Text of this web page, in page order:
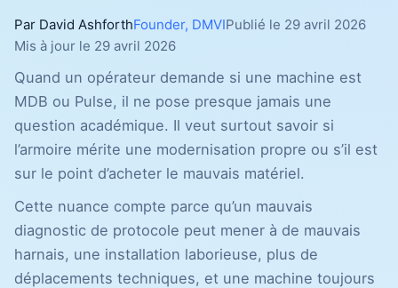
Par David AshforthFounder, DMVIPublié le 29 avril 2026
Mis à jour le 29 avril 2026
Quand un opérateur demande si une machine est
MDB ou Pulse, il ne pose presque jamais une
question académique. Il veut surtout savoir si
l’armoire mérite une modernisation propre ou s’il est
sur le point d’acheter le mauvais matériel.
Cette nuance compte parce qu’un mauvais
diagnostic de protocole peut mener à de mauvais
harnais, une installation laborieuse, plus de
déplacements techniques, et une machine toujours